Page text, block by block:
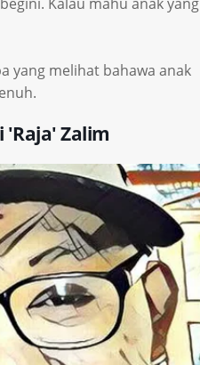
yang melihat bahawa anak
'Raja' Zalim